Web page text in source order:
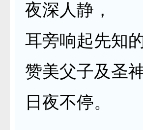
夜深人静，
耳旁响起先知
赞美父子及圣神
日夜不停。